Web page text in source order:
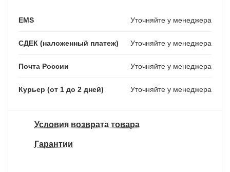
EMS Уточняйте у менеджера
СДЕК (наложенный платеж) Уточняйте у менеджера
Почта России Уточняйте у менеджера
Курьер (от 1 до 2 дней) Уточняйте у менеджера
Условия возврата товара
Гарантии